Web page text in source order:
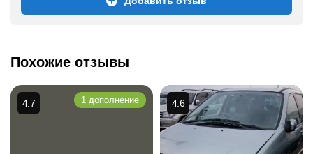
Похожие отзывы
4.7 1 дополнение 4.6